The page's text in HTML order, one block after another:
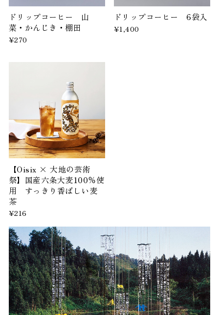
ドリップコーヒー 山
菜・かんじき・棚田
¥270
ドリップコーヒー 6袋入
¥1,400
【Oisix × 大地の芸術
祭】国産六条大麦100％使
用 すっきり香ばしい麦
茶
¥216